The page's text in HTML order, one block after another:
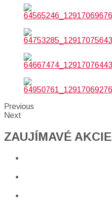
Previous
Next
ZAUJÍMAVÉ AKCIE​